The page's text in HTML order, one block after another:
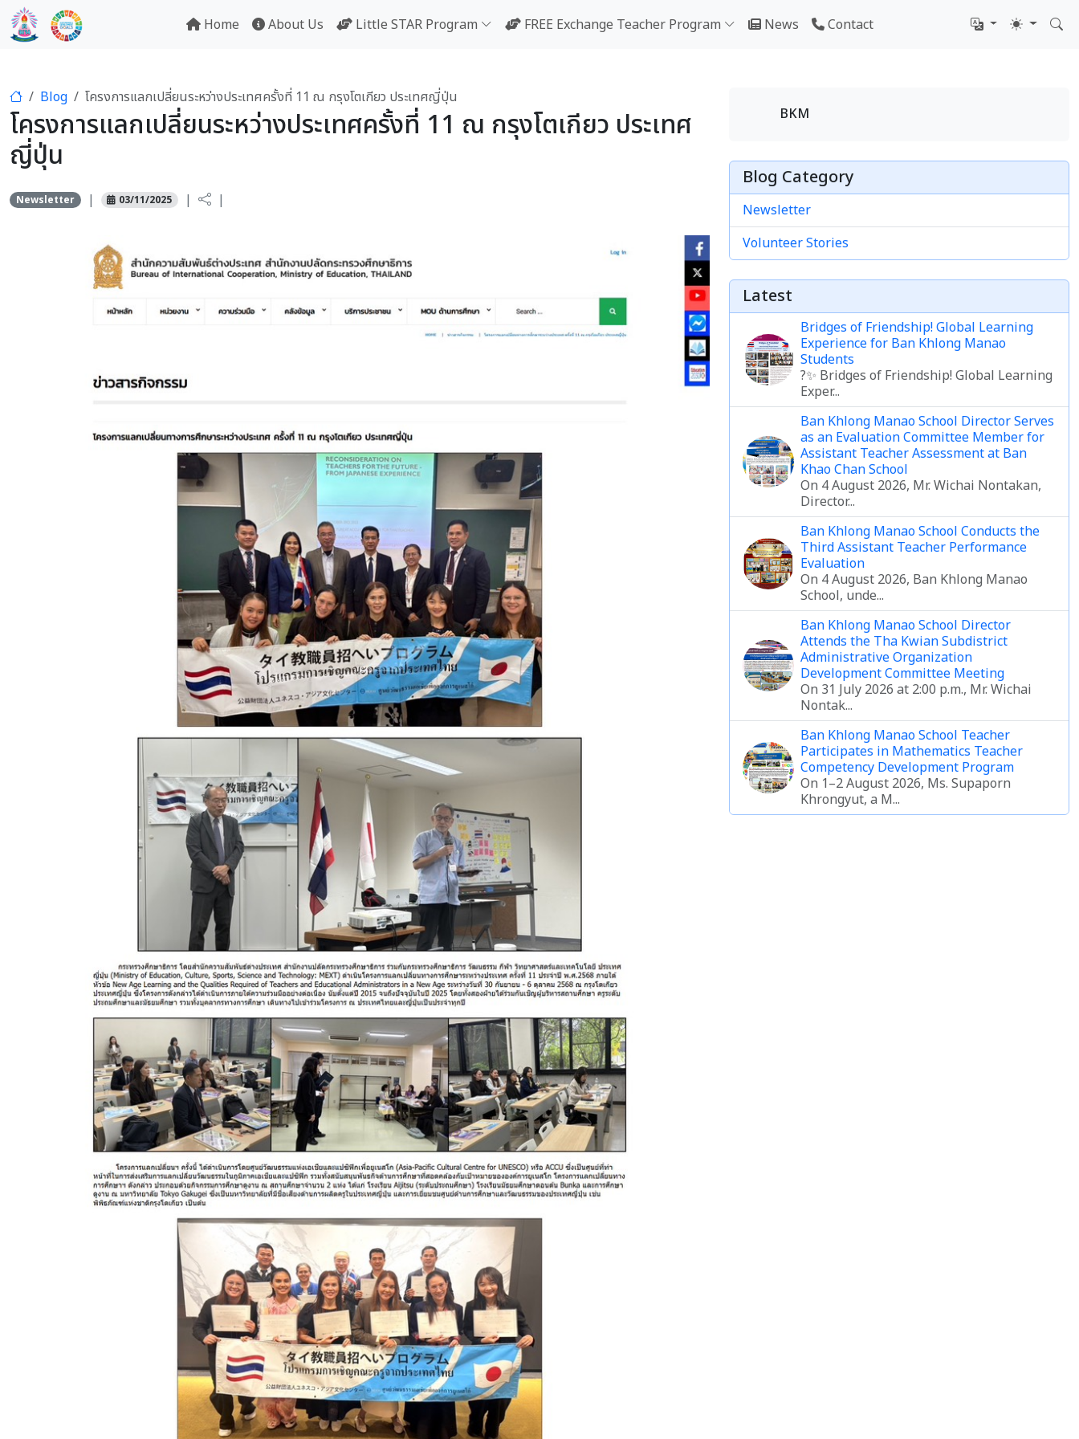
Home About Us Little STAR Program FREE Exchange Teacher Program News Contact
Blog โครงการแลกเปลี่ยนระหว่างประเทศครั้งที่ 11 ณ กรุงโตเกียว ประเทศญี่ปุ่น
โครงการแลกเปลี่ยนระหว่างประเทศครั้งที่ 11 ณ กรุงโตเกียว ประเทศ
ญี่ปุ่น
Newsletter | 03/11/2025 | |
BKM
Blog Category
Newsletter
Volunteer Stories
Latest
Bridges of Friendship! Global Learning
Experience for Ban Khlong Manao
Students
?✨ Bridges of Friendship! Global Learning
Exper...
Ban Khlong Manao School Director Serves
as an Evaluation Committee Member for
Assistant Teacher Assessment at Ban
Khao Chan School
On 4 August 2026, Mr. Wichai Nontakan,
Director...
Ban Khlong Manao School Conducts the
Third Assistant Teacher Performance
Evaluation
On 4 August 2026, Ban Khlong Manao
School, unde...
Ban Khlong Manao School Director
Attends the Tha Kwian Subdistrict
Administrative Organization
Development Committee Meeting
On 31 July 2026 at 2:00 p.m., Mr. Wichai
Nontak...
Ban Khlong Manao School Teacher
Participates in Mathematics Teacher
Competency Development Program
On 1–2 August 2026, Ms. Supaporn
Khrongyut, a M...